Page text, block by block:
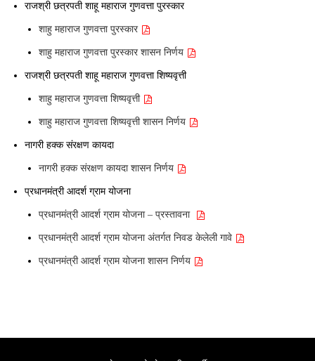
राजश्री छत्रपती शाहू महाराज गुणवत्ता पुरस्कार
शाहु महाराज गुणवत्ता पुरस्कार
शाहु महाराज गुणवत्ता पुरस्कार शासन निर्णय
राजश्री छत्रपती शाहू महाराज गुणवत्ता शिष्यवृत्ती
शाहु महाराज गुणवत्ता शिष्यवृत्ती
शाहु महाराज गुणवत्ता शिष्यवृत्ती शासन निर्णय
नागरी हक्क संरक्षण कायदा
नागरी हक्क संरक्षण कायदा शासन निर्णय
प्रधानमंत्री आदर्श ग्राम योजना
प्रधानमंत्री आदर्श ग्राम योजना – प्रस्तावना
प्रधानमंत्री आदर्श ग्राम योजना अंतर्गत निवड केलेली गावे
प्रधानमंत्री आदर्श ग्राम योजना शासन निर्णय